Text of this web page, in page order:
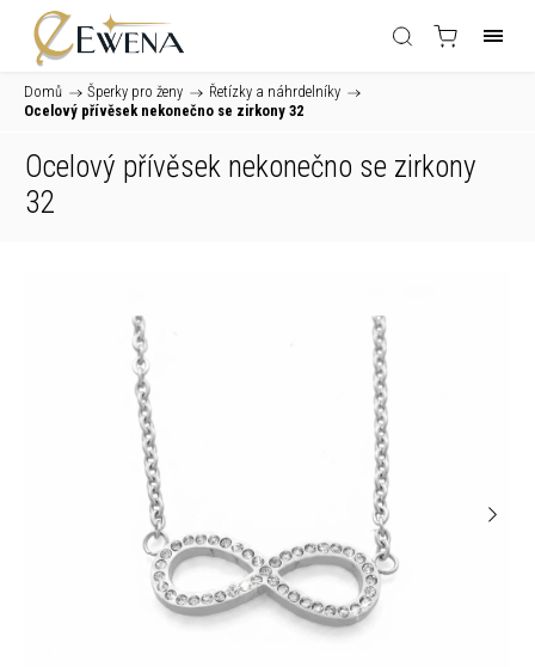
Domů / Šperky pro ženy / Řetízky a náhrdelníky /
Ocelový přívěsek nekonečno se zirkony 32
Ocelový přívěsek nekonečno se zirkony
32